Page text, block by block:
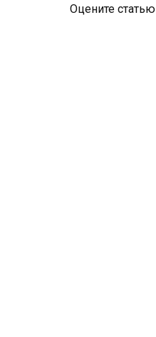
Оцените статью